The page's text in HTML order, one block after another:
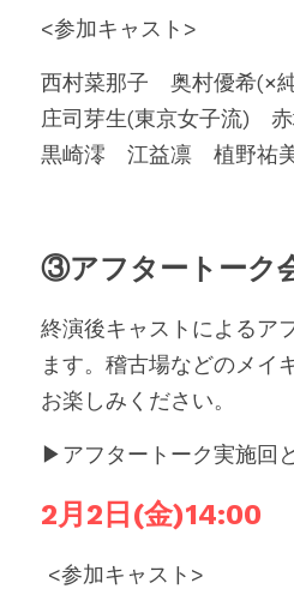
<参加キャスト>
西村菜那子　奥村優希(×
庄司芽生(東京女子流)　
黒崎澪　江益凛　植野祐
③アフタートーク
終演後キャストによるア
ます。稽古場などのメイ
お楽しみください。
▶︎アフタートーク実施回
2月2日(金)14:00
<参加キャスト>